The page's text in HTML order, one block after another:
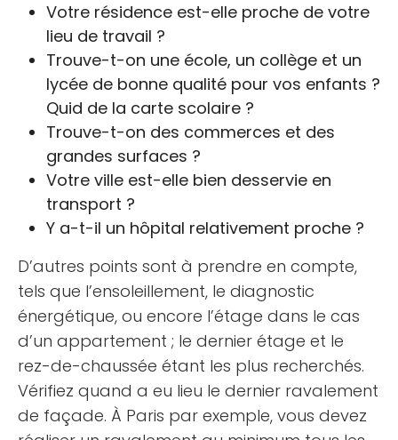
Votre résidence est-elle proche de votre
lieu de travail ?
Trouve-t-on une école, un collège et un
lycée de bonne qualité pour vos enfants ?
Quid de la carte scolaire ?
Trouve-t-on des commerces et des
grandes surfaces ?
Votre ville est-elle bien desservie en
transport ?
Y a-t-il un hôpital relativement proche ?
D’autres points sont à prendre en compte,
tels que l’ensoleillement, le diagnostic
énergétique, ou encore l’étage dans le cas
d’un appartement ; le dernier étage et le
rez-de-chaussée étant les plus recherchés.
Vérifiez quand a eu lieu le dernier ravalement
de façade. À Paris par exemple, vous devez